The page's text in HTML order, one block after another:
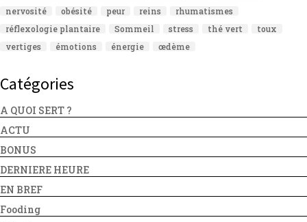
nervosité
obésité peur reins
rhumatismes
réflexologie plantaire
Sommeil stress thé vert
toux
vertiges
émotions énergie œdème
Catégories
A QUOI SERT ?
ACTU
BONUS
DERNIERE HEURE
EN BREF
Fooding